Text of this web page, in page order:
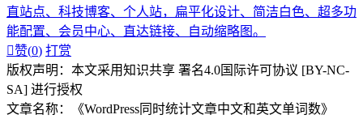
直站点、科技博客、个人站，扁平化设计、简洁白色、超多功
能配置、会员中心、直达链接、自动缩略图。
赞(0) 打赏
版权声明：本文采用知识共享 署名4.0国际许可协议 [BY-NC-
SA] 进行授权
文章名称：《WordPress同时统计文章中文和英文单词数》